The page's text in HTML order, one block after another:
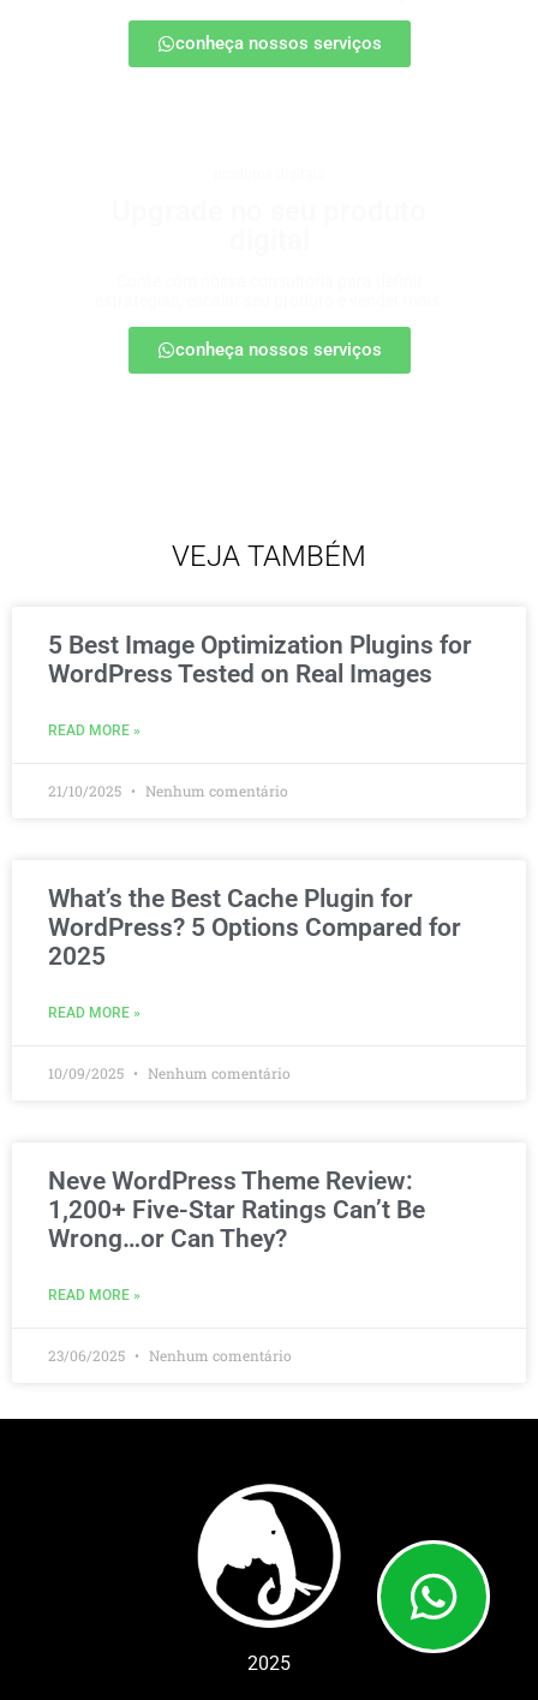
conheça nossos serviços
conheça nossos serviços
VEJA TAMBÉM
5 Best Image Optimization Plugins for
WordPress Tested on Real Images
READ MORE »
21/10/2025 Nenhum comentário
What’s the Best Cache Plugin for
WordPress? 5 Options Compared for
2025
READ MORE »
10/09/2025 Nenhum comentário
Neve WordPress Theme Review:
1,200+ Five-Star Ratings Can’t Be
Wrong…or Can They?
READ MORE »
23/06/2025 Nenhum comentário
2025